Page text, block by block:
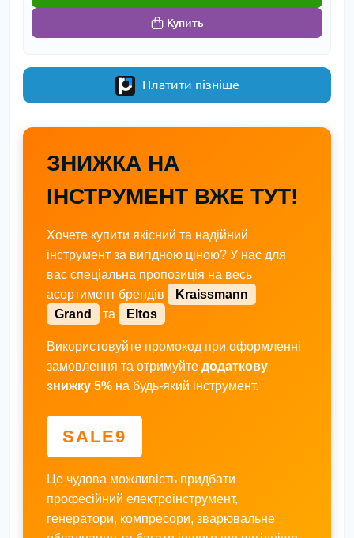
Купить
Платити пізніше
ЗНИЖКА НА
ІНСТРУМЕНТ ВЖЕ ТУТ!
Хочете купити якісний та надійний
інструмент за вигідною ціною? У нас для
вас спеціальна пропозиція на весь
асортимент брендів
Kraissmann
Grand
та Eltos
Використовуйте промокод при оформленні
замовлення та отримуйте додаткову
знижку 5% на будь-який інструмент.
SALE9
Це чудова можливість придбати
професійний електроінструмент,
генератори, компресори, зварювальне